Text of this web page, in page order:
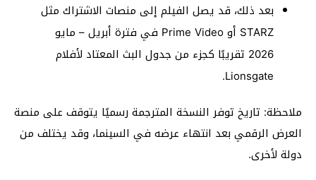
بعد ذلك، قد يصل الفيلم إلى منصات الاشتراك مثل
STARZ أو Prime Video في فترة أبريل – مايو
2026 تقريبًا كجزء من جدول البث المعتاد لأفلام
Lionsgate.
ملاحظة: تاريخ توفر النسخة المترجمة رسميًا يتوقف على منصة
العرض الرقمي بعد انتهاء عرضه في السينما، وقد يختلف من
دولة لأخرى.